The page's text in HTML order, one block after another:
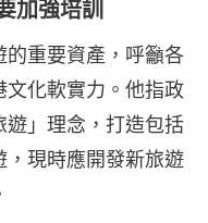
加強培訓
的重要資產，呼籲各
文化軟實力。他指政
遊」理念，打造包括
現時應開發新旅遊